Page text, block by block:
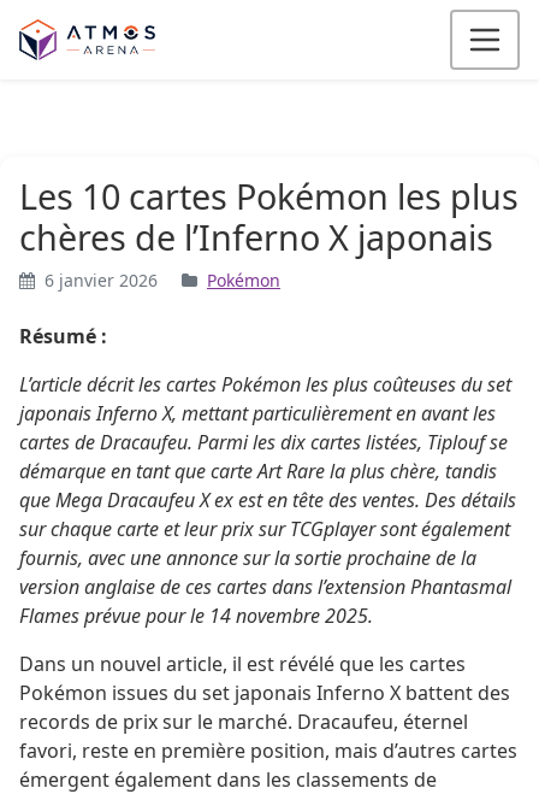
Aller au contenu
Les 10 cartes Pokémon les plus
chères de l’Inferno X japonais
6 janvier 2026 Pokémon
Résumé :
L’article décrit les cartes Pokémon les plus coûteuses du set
japonais Inferno X, mettant particulièrement en avant les
cartes de Dracaufeu. Parmi les dix cartes listées, Tiplouf se
démarque en tant que carte Art Rare la plus chère, tandis
que Mega Dracaufeu X ex est en tête des ventes. Des détails
sur chaque carte et leur prix sur TCGplayer sont également
fournis, avec une annonce sur la sortie prochaine de la
version anglaise de ces cartes dans l’extension Phantasmal
Flames prévue pour le 14 novembre 2025.
Dans un nouvel article, il est révélé que les cartes
Pokémon issues du set japonais Inferno X battent des
records de prix sur le marché. Dracaufeu, éternel
favori, reste en première position, mais d’autres cartes
émergent également dans les classements de